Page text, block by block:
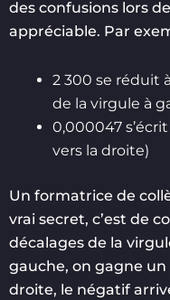
des confusions lors
appréciable. Par
2 300 se réduit à
de la virgule à
0,000047 s’écrit
vers la droite)
Un formatrice de
vrai secret, c’est de
décalages de la
gauche, on gagne
droite, le négatif